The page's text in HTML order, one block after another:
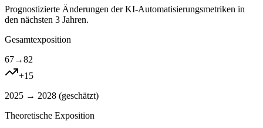
Prognostizierte Änderungen der KI-Automatisierungsmetriken in
den nächsten 3 Jahren.
Gesamtexposition
67→82
+15
2025 → 2028 (geschätzt)
Theoretische Exposition